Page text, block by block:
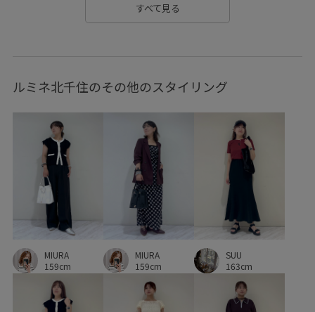
すべて見る
ルミネ北千住のその他のスタイリング
MIURA
159cm
MIURA
159cm
SUU
163cm